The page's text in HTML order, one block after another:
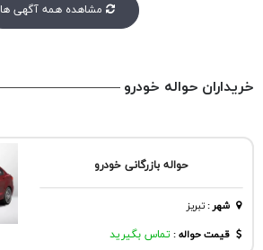
مشاهده همه آگهی ها
خریداران حواله خودرو
حواله بازرگانی خودرو
شهر:تبريز
قیمت حواله : تماس بگیرید